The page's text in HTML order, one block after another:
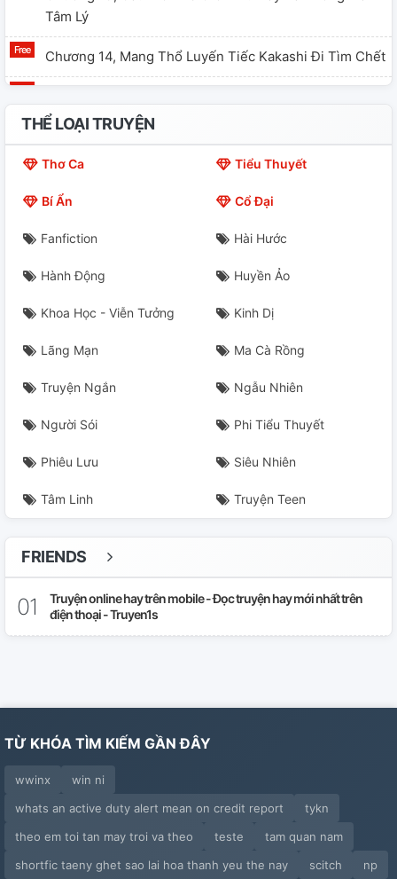
Tâm Lý
Chương 14, Mang Thổ Luyến Tiếc Kakashi Đi Tìm Chết
Tuổi Trẻ, Hắn Cũng .......
Chương 16, Kakashi: Thực Xin Lỗi, Mang Thổ, Là Ta
THỂ LOẠI TRUYỆN
Thơ Ca Tiểu Thuyết
Bí Ẩn Cổ Đại
Fanfiction Hài Hước
Hành Động Huyền Ảo
Khoa Học - Viễn Tưởng Kinh Dị
Lãng Mạn Ma Cà Rồng
Truyện Ngắn Ngẫu Nhiên
Người Sói Phi Tiểu Thuyết
Phiêu Lưu Siêu Nhiên
Tâm Linh Truyện Teen
FRIENDS
Truyện online hay trên mobile - Đọc truyện hay mới nhất trên
điện thoại - Truyen1s
TỪ KHÓA TÌM KIẾM GẦN ĐÂY
wwinx
win ni
whats an active duty alert mean on credit report
tykn
theo em toi tan may troi va theo
teste
tam quan nam
shortfic taeny ghet sao lai hoa thanh yeu the nay
scitch np